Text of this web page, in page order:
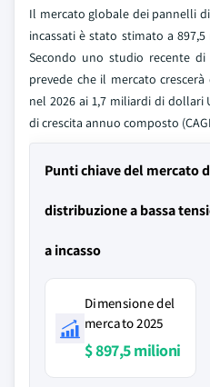
Il mercato globale dei pannelli
incassati è stato stimato a
Secondo uno studio recente
prevede che il mercato
nel 2026 ai 1,7 miliardi di dollari
di crescita annuo composto
Punti chiave del mercato
distribuzione a bassa
a incasso
Dimensione del
mercato 2025
$ 897,5 milioni